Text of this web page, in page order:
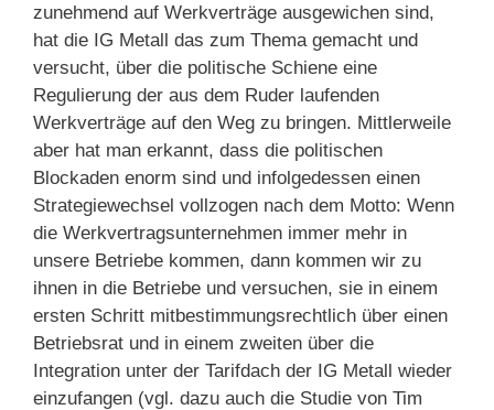
zunehmend auf Werkverträge ausgewichen sind,
hat die IG Metall das zum Thema gemacht und
versucht, über die politische Schiene eine
Regulierung der aus dem Ruder laufenden
Werkverträge auf den Weg zu bringen. Mittlerweile
aber hat man erkannt, dass die politischen
Blockaden enorm sind und infolgedessen einen
Strategiewechsel vollzogen nach dem Motto: Wenn
die Werkvertragsunternehmen immer mehr in
unsere Betriebe kommen, dann kommen wir zu
ihnen in die Betriebe und versuchen, sie in einem
ersten Schritt mitbestimmungsrechtlich über einen
Betriebsrat und in einem zweiten über die
Integration unter der Tarifdach der IG Metall wieder
einzufangen (vgl. dazu auch die Studie von Tim